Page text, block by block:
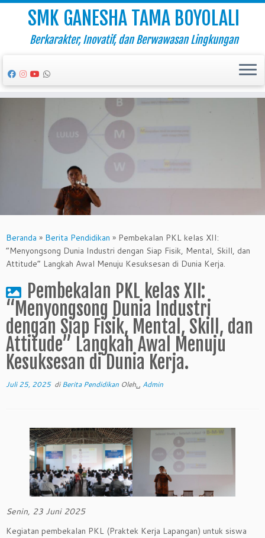
SMK GANESHA TAMA BOYOLALI
Berkarakter, Inovatif, dan Berwawasan Lingkungan
Beranda » Berita Pendidikan » Pembekalan PKL kelas XII:
“Menyongsong Dunia Industri dengan Siap Fisik, Mental, Skill, dan
Attitude” Langkah Awal Menuju Kesuksesan di Dunia Kerja.
Pembekalan PKL kelas XII:
“Menyongsong Dunia Industri
dengan Siap Fisik, Mental, Skill, dan
Attitude” Langkah Awal Menuju
Kesuksesan di Dunia Kerja.
Juli 25, 2025diBerita Pendidikan Oleh␣ Admin
Senin, 23 Juni 2025
Kegiatan pembekalan PKL (Praktek Kerja Lapangan) untuk siswa